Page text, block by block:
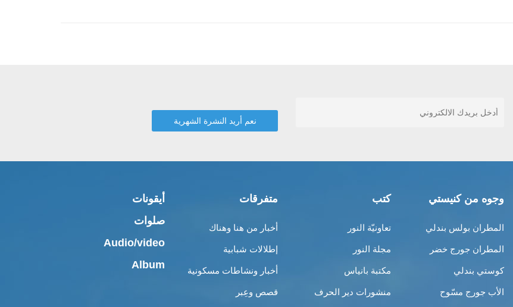
وجوه من كنيستي
المطران بولس بندلي
المطران جورج خضر
كوستي بندلي
الأب جورج مسّوح
كتب
تعاونيّة النور
مجلة النور
مكتبة بانياس
منشورات دير الحرف
متفرقات
أخبار من هنا وهناك
إطلالات شبابية
أخبار ونشاطات مسكونية
قصص وعِبر
أيقونات
صلوات
Audio/video
Album